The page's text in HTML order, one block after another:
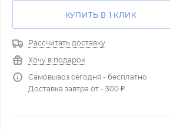
КУПИТЬ В 1 КЛИК
Рассчитать доставку
Хочу в подарок
Самовывоз сегодня - бесплатно
Доставка завтра от - 300 ₽